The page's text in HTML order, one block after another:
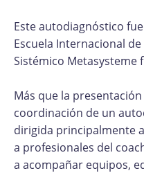
Este autodiagnóstico
Escuela Internacional
Sistémico Metasysteme
Más que la
coordinación de un
dirigida principalmente
a profesionales del
a acompañar equipos,